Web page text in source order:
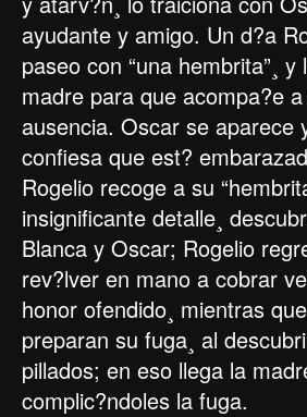
ayudante y amigo. Un d?a
paseo con “una hembrita”¸ y
madre para que acompa?e
ausencia. Oscar se aparece
confiesa que est?
Rogelio recoge a su
insignificante detalle¸
Blanca y Oscar; Rogelio
rev?lver en mano a cobrar
honor ofendido¸ mientras
preparan su fuga¸ al
pillados; en eso llega la
complic?ndoles la fuga.